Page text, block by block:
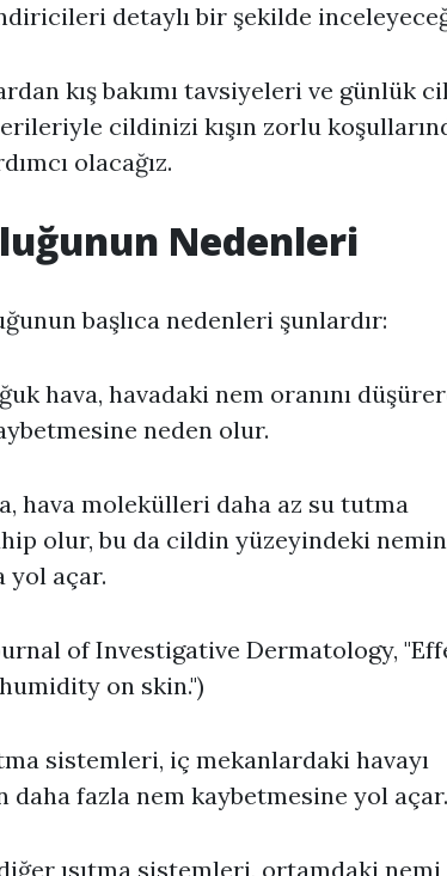
detaylı bir şekilde
kış bakımı tavsiyeleri ve günlük
cildinizi kışın zorlu
olacağız.
Nedenleri
başlıca nedenleri şunlardır:
hava, havadaki nem oranını
neden olur.
hava molekülleri daha az su tutma
olur, bu da cildin yüzeyindeki nemin
yol açar.
of Investigative Dermatology,
on skin.")
sistemleri, iç mekanlardaki havayı
fazla nem kaybetmesine yol açar.
ısıtma sistemleri, ortamdaki nemi